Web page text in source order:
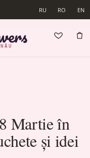
RU RO EN
Martie în
și idei